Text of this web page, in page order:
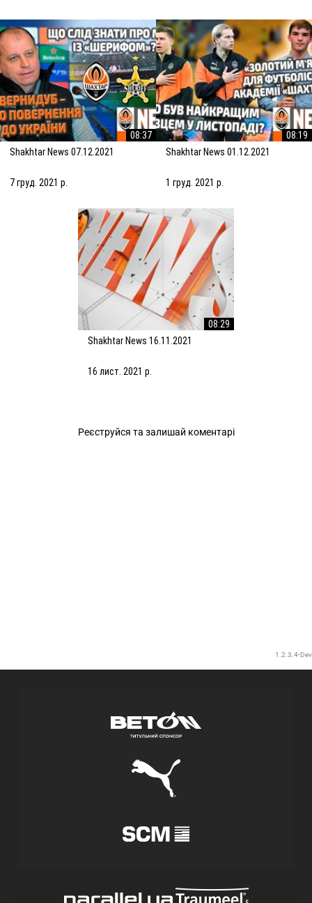
08:37
Shakhtar News 07.12.2021
7 груд. 2021 р.
08:19
Shakhtar News 01.12.2021
1 груд. 2021 р.
08:29
Shakhtar News 16.11.2021
16 лист. 2021 р.